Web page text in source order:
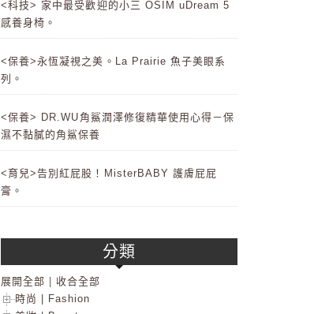
<科技> 家中最受歡迎的小三 OSIM uDream 5
感養身椅。
<保養>永恆凝視之美。La Prairie 魚子美眼系
列。
<保養> DR.WU角鯊潤澤修復精華使用心得－保
濕不黏膩的角鯊保養
<育兒>告別紅屁股！MisterBABY 護膚屁屁
膏。
分類
展開全部
收合全部
時尚 | Fashion